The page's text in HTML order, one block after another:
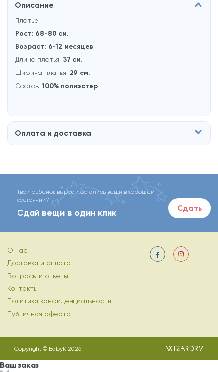
Описание
Платье
Рост: 68-80 см.
Возраст: 6-12 месяцев
Длина платья: 37 см.
Ширина платья: 29 см.
Состав:100% полиэстер
Оплата и доставка
Твой ребенок вырос и остались вещи в хорошем
состоянии?
Сдай вещи в один клик Сдать
О нас
Доставка и оплата
Вопросы и ответы
Контакты
Политика конфиденциальности
Публичная оферта
Copyright © BabyK 2026
Ваш заказ